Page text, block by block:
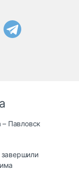
– Павловск
завершили